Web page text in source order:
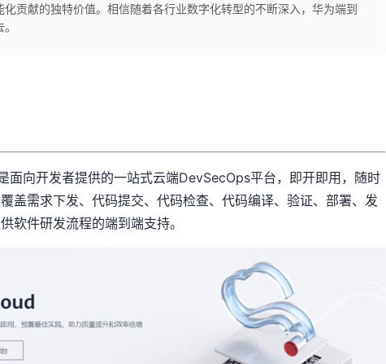
贡献的独特价值。相信随着各行业数字化转型的不断深入，华为端到
面向开发者提供的一站式云端DevSecOps平台，即开即用，随时
盖需求下发、代码提交、代码检查、代码编译、验证、部署、发
软件研发流程的端到端支持。